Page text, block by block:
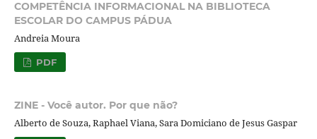
COMPETÊNCIA INFORMACIONAL NA BIBLIOTECA
ESCOLAR DO CAMPUS PÁDUA
Andreia Moura
PDF
ZINE - Você autor. Por que não?
Alberto de Souza, Raphael Viana, Sara Domiciano de Jesus Gaspar